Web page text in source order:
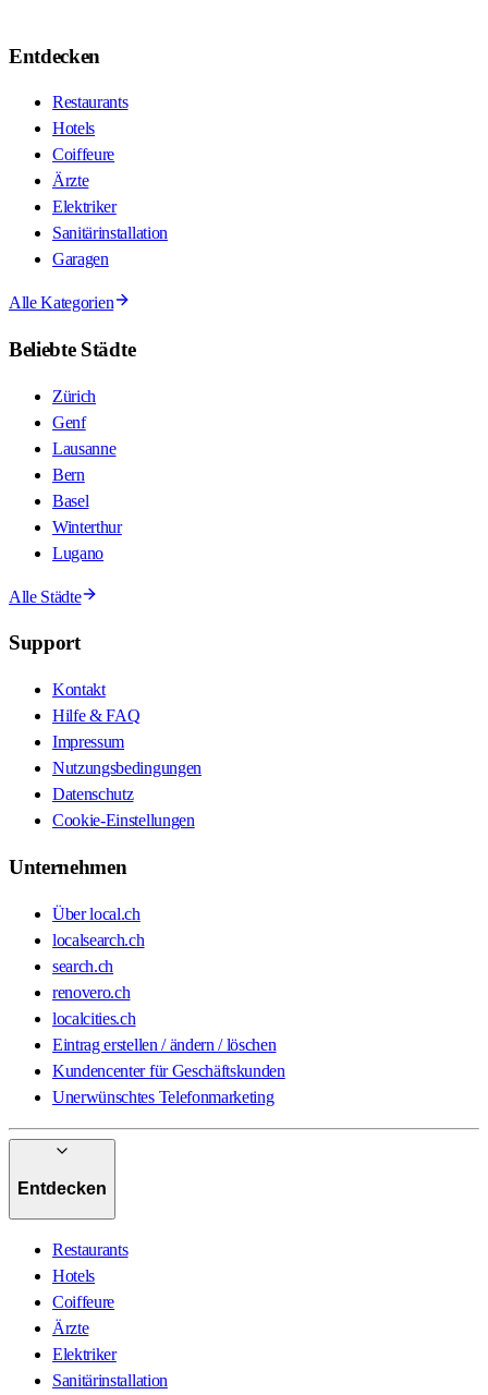
Entdecken
Restaurants
Hotels
Coiffeure
Ärzte
Elektriker
Sanitärinstallation
Garagen
Alle Kategorien
Beliebte Städte
Zürich
Genf
Lausanne
Bern
Basel
Winterthur
Lugano
Alle Städte
Support
Kontakt
Hilfe & FAQ
Impressum
Nutzungsbedingungen
Datenschutz
Cookie-Einstellungen
Unternehmen
Über local.ch
localsearch.ch
search.ch
renovero.ch
localcities.ch
Eintrag erstellen / ändern / löschen
Kundencenter für Geschäftskunden
Unerwünschtes Telefonmarketing
Entdecken
Restaurants
Hotels
Coiffeure
Ärzte
Elektriker
Sanitärinstallation